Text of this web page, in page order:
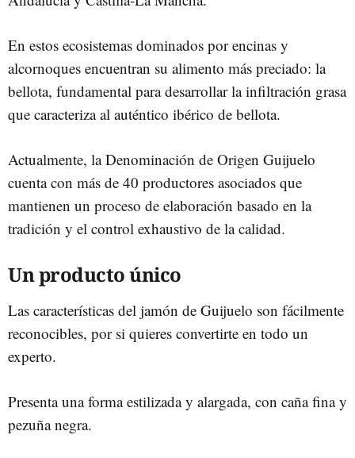
En estos ecosistemas dominados por encinas y
alcornoques encuentran su alimento más preciado: la
bellota, fundamental para desarrollar la infiltración grasa
que caracteriza al auténtico ibérico de bellota.
Actualmente, la Denominación de Origen Guijuelo
cuenta con más de 40 productores asociados que
mantienen un proceso de elaboración basado en la
tradición y el control exhaustivo de la calidad.
Un producto único
Las características del jamón de Guijuelo son fácilmente
reconocibles, por si quieres convertirte en todo un
experto.
Presenta una forma estilizada y alargada, con caña fina y
pezuña negra.